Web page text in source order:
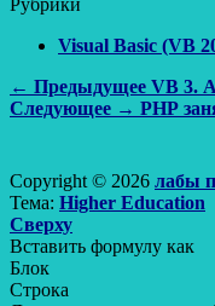
Рубрики
Visual Basic (VB
Навигация
по
← Предыдущее
запись:
Следующее → PHP
Copyright © 2026 лабы
Тема: Higher Education
Прокрутить
вверх
Сверху
Вставить формулу как
Блок
Строка